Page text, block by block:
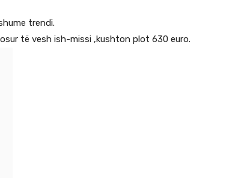
trendi.
të vesh ish-missi ,kushton plot 630 euro.